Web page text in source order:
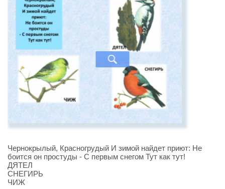
Чернокрылый, Красногрудый И зимой найдет приют: Не
боится он простуды - С первым снегом Тут как тут!
ДЯТЕЛ
СНЕГИРЬ
ЧИЖ